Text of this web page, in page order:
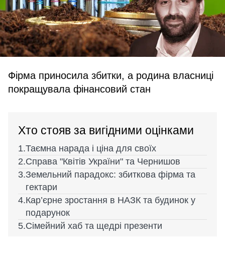
Фірма приносила збитки, а родина власниці
покращувала фінансовий стан
Хто стояв за вигідними оцінками
Таємна нарада і ціна для своїх
Справа "Квітів України" та Чернишов
Земельний парадокс: збиткова фірма та
гектари
Кар’єрне зростання в НАЗК та будинок у
подарунок
Сімейний хаб та щедрі презенти